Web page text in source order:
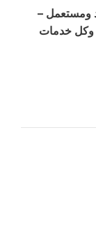
ومستعمل –
خدمات